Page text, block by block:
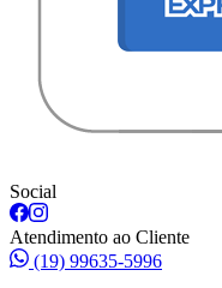
Social
Atendimento ao Cliente
(19) 99635-5996